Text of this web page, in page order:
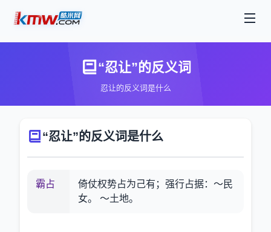
“忍让”的反义词
忍让的反义词是什么
“忍让”的反义词是什么
霸占
倚仗权势占为己有；强行占据：～民
女。 ～土地。